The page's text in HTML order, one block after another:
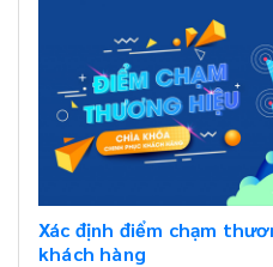
Xác định điểm chạm
khách hàng